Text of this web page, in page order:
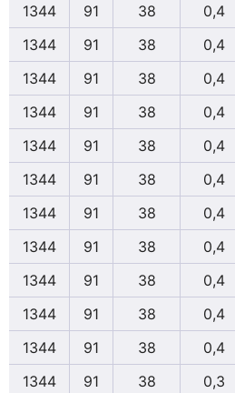
1344
91 38
0,4
1344
91 38
0,4
1344
91 38
0,4
1344
91 38
0,4
1344
91 38
0,4
1344
91 38
0,4
1344
91 38
0,4
1344
91 38
0,4
1344
91 38
0,4
1344
91 38
0,4
1344
91 38
0,4
1344
91 38
0,3